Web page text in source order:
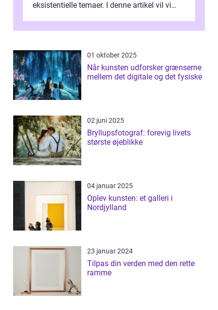
eksistentielle temaer. I denne artikel vil vi
01 oktober 2025
Når kunsten udforsker grænserne
mellem det digitale og det fysiske
02 juni 2025
Bryllupsfotograf: forevig livets
største øjeblikke
04 januar 2025
Oplev kunsten: et galleri i
Nordjylland
23 januar 2024
Tilpas din verden med den rette
ramme